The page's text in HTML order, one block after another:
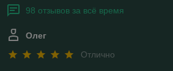
98 отзывов за всё время
Олег
Отлично